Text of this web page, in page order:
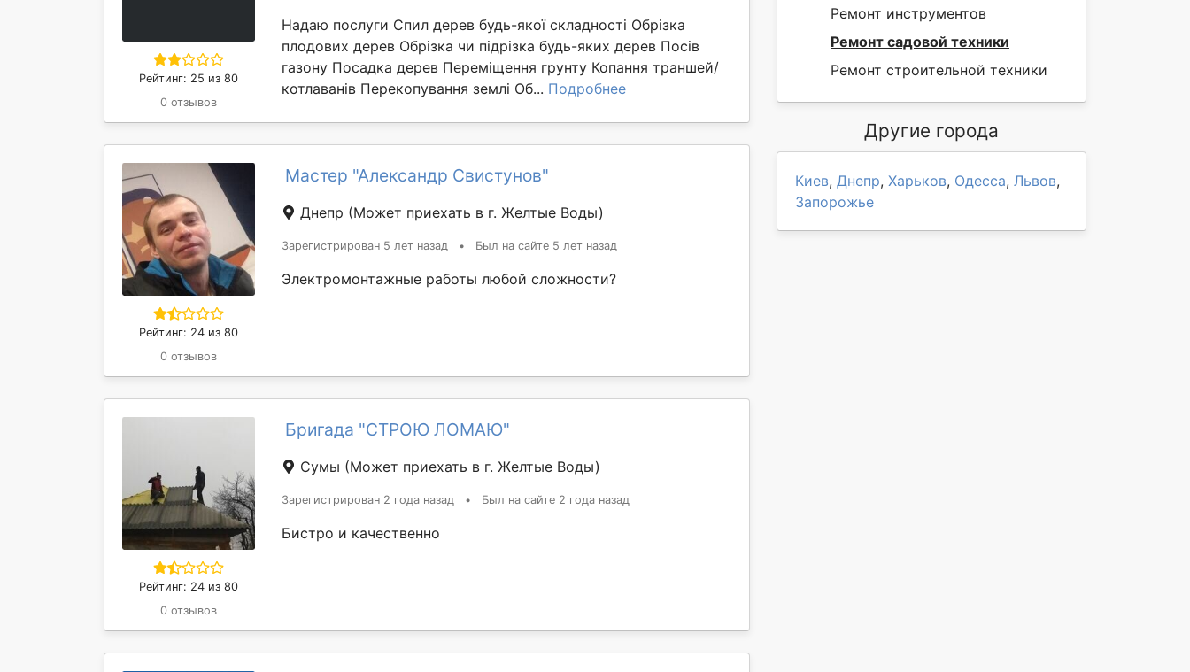
Рейтинг: 25 из 80
0 отзывов
Надаю послуги Спил дерев будь-якої складності Обрізка
плодових дерев Обрізка чи підрізка будь-яких дерев Посів
газону Посадка дерев Переміщення грунту Копання траншей/
котлаванів Перекопування землі Об... Подробнее
Рейтинг: 24 из 80
0 отзывов
Мастер "Александр Свистунов"
Днепр (Может приехать в г. Желтые Воды)
Зарегистрирован 5 лет назад • Был на сайте 5 лет назад
Электромонтажные работы любой сложности?
Рейтинг: 24 из 80
0 отзывов
Бригада "СТРОЮ ЛОМАЮ"
Сумы (Может приехать в г. Желтые Воды)
Зарегистрирован 2 года назад • Был на сайте 2 года назад
Бистро и качественно
Ремонт инструментов
Ремонт садовой техники
Ремонт строительной техники
Другие города
Киев, Днепр, Харьков, Одесса, Львов,
Запорожье